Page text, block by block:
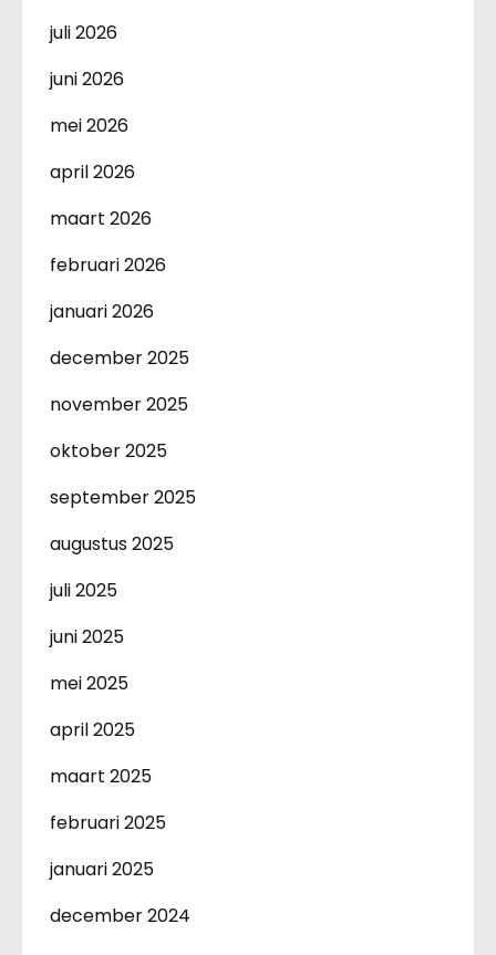
juli 2026
juni 2026
mei 2026
april 2026
maart 2026
februari 2026
januari 2026
december 2025
november 2025
oktober 2025
september 2025
augustus 2025
juli 2025
juni 2025
mei 2025
april 2025
maart 2025
februari 2025
januari 2025
december 2024